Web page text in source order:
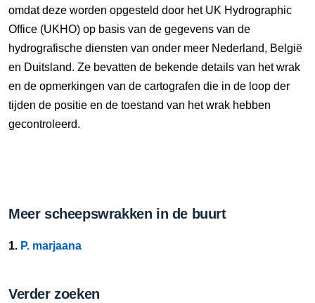
omdat deze worden opgesteld door het UK Hydrographic
Office (UKHO) op basis van de gegevens van de
hydrografische diensten van onder meer Nederland, België
en Duitsland. Ze bevatten de bekende details van het wrak
en de opmerkingen van de cartografen die in de loop der
tijden de positie en de toestand van het wrak hebben
gecontroleerd.
Meer scheepswrakken in de buurt
1. P. marjaana
Verder zoeken